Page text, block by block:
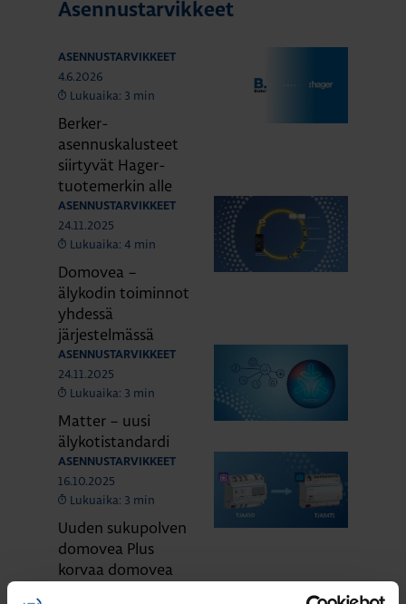
Asennustarvikkeet
ASENNUSTARVIKKEET
4.6.2026
Lukuaika: 3 min
Berker-
asennuskalusteet
siirtyvät Hager-
tuotemerkin alle
ASENNUSTARVIKKEET
24.11.2025
Lukuaika: 4 min
Domovea –
älykodin toiminnot
yhdessä
järjestelmässä
ASENNUSTARVIKKEET
24.11.2025
Lukuaika: 3 min
Matter – uusi
älykotistandardi
ASENNUSTARVIKKEET
16.10.2025
Lukuaika: 3 min
Uuden sukupolven
domovea Plus
korvaa domovea